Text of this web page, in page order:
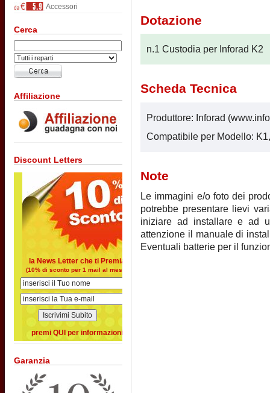
Accessori
Cerca
Affiliazione
Discount Letters
la News Letter che ti Premia
(10% di sconto per 1 mail al mese)
premi QUI per informazioni
Garanzia
Dotazione
n.1 Custodia per Inforad K2
Scheda Tecnica
Produttore: Inforad
Compatibile per Modello:
Note
Le immagini e/o foto dei
potrebbe presentare lievi
iniziare ad installare e ad
attenzione il manuale di
Eventuali batterie per il